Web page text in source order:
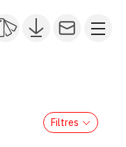
Filtres